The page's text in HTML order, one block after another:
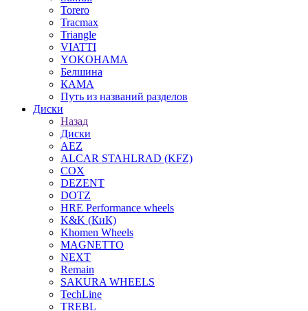
Torero
Tracmax
Triangle
VIATTI
YOKOHAMA
Белшина
КАМА
Путь из названий разделов
Диски
Назад
Диски
AEZ
ALCAR STAHLRAD (KFZ)
COX
DEZENT
DOTZ
HRE Performance wheels
K&K (КиК)
Khomen Wheels
MAGNETTO
NEXT
Remain
SAKURA WHEELS
TechLine
TREBL